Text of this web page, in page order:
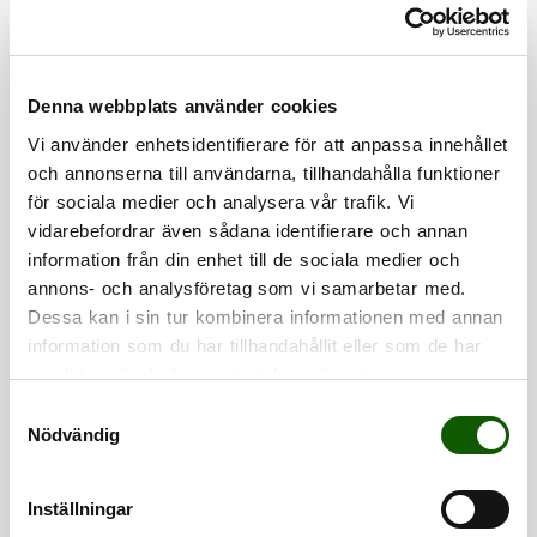
Denna webbplats använder cookies
Vi använder enhetsidentifierare för att anpassa innehållet
och annonserna till användarna, tillhandahålla funktioner
för sociala medier och analysera vår trafik. Vi
vidarebefordrar även sådana identifierare och annan
information från din enhet till de sociala medier och
annons- och analysföretag som vi samarbetar med.
Dessa kan i sin tur kombinera informationen med annan
information som du har tillhandahållit eller som de har
samlat in när du har använt deras tjänster.
Nödvändig
Inställningar
SOFT SUPPORT
ULTRALÄTT SULA
Lätta sulor med
överlägsen stöd och
dämpning för daglig
komfort och
sportaktiviteter.
Lindrar smärta och
stabiliserar foten.
Pris:299 kr
299 kr
SLIM SUPPORT
STÖTDÄMPANDE 3/4 SULA
¾-sulor som ger
stabilt stöd och
lindrar trötta och
värkande fötter. Tar
minimal plats i
skorna.
Pris: 199 kr
199 kr